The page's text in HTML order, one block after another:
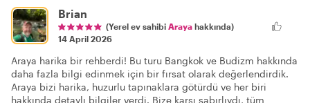
Brian
(Yerel ev sahibi Araya hakkında)
14 April 2026
Araya harika bir rehberdi! Bu turu Bangkok ve Budizm hakkında
daha fazla bilgi edinmek için bir fırsat olarak değerlendirdik.
Araya bizi harika, huzurlu tapınaklara götürdü ve her biri
hakkında detaylı bilgiler verdi. Bize karşı sabırlıydı, tüm